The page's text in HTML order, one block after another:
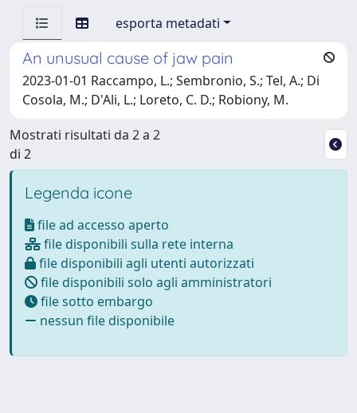
esporta metadati
An unusual cause of jaw pain
2023-01-01 Raccampo, L.; Sembronio, S.; Tel, A.; Di
Cosola, M.; D'Ali, L.; Loreto, C. D.; Robiony, M.
Mostrati risultati da 2 a 2
di 2
Legenda icone
file ad accesso aperto
file disponibili sulla rete interna
file disponibili agli utenti autorizzati
file disponibili solo agli amministratori
file sotto embargo
nessun file disponibile